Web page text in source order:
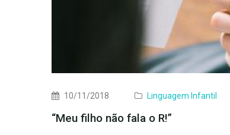
10/11/2018 Linguagem Infantil
“Meu filho não fala o R!”